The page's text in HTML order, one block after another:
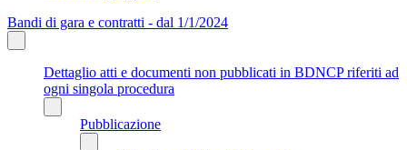
Bandi di gara e contratti - dal 1/1/2024
Dettaglio atti e documenti non pubblicati in BDNCP riferiti ad
ogni singola procedura
Pubblicazione